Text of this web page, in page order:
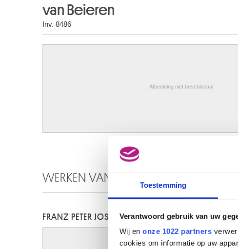
Toestemming
Verantwoord gebruik van uw
Wij en onze 1022 partners
cookies om informatie op uw
van Beieren
Inv. 8486
Afbeelding niet beschikbaar
WERKEN VAN DEZELFDE KUNSTENAAR
FRANZ PETER JOSEPH KYMLI